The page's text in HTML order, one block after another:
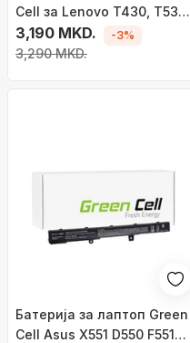
Cell за Lenovo T430, T530,
W530
3,190 MKD.
3,290 MKD.
-3%
Батерија за лаптоп Green
Cell Asus X551 D550 F551